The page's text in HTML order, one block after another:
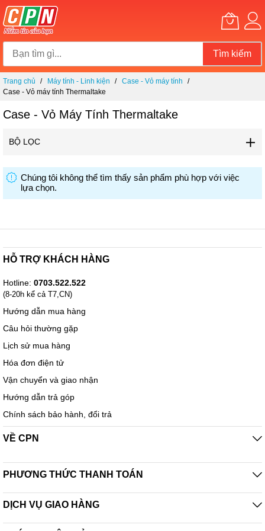
Tìm kiếm
Chuyển
đến
dung
Trang chủ Máy tính - Linh kiện
Case - Vỏ máy tính
Case - Vỏ máy tính Thermaltake
Case - Vỏ Máy Tính Thermaltake
BỘ LỌC
Chúng tôi không thể tìm thấy sản phẩm phù hợp với việc
lựa chọn.
HỖ TRỢ KHÁCH HÀNG
Hotline: 0703.522.522
(8-20h kể cả T7,CN)
Hướng dẫn mua hàng
Câu hỏi thường gặp
Lịch sử mua hàng
Hóa đơn điện tử
Vận chuyển và giao nhận
Hướng dẫn trả góp
Chính sách bảo hành, đổi trả
VỀ CPN
PHƯƠNG THỨC THANH TOÁN
DỊCH VỤ GIAO HÀNG